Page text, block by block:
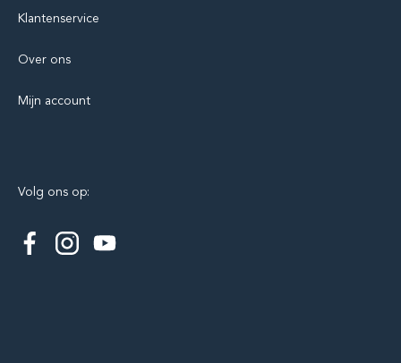
Klantenservice
Over ons
Mijn account
Volg ons op: